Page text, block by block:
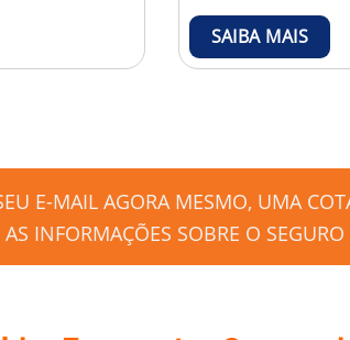
SAIBA MAIS
E-MAIL AGORA MESMO, UMA
INFORMAÇÕES SOBRE O